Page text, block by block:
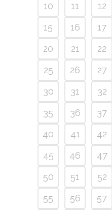
10
11 12
15
16 17
20
21 22
25
26 27
30
31 32
35
36 37
40
41 42
45
46 47
50
51 52
55
56 57